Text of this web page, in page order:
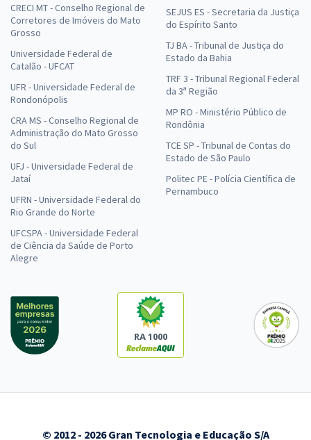
CRECI MT - Conselho Regional de
Corretores de Imóveis do Mato
Grosso
Universidade Federal de
Catalão - UFCAT
UFR - Universidade Federal de
Rondonópolis
CRA MS - Conselho Regional de
Administração do Mato Grosso
do Sul
UFJ - Universidade Federal de
Jataí
UFRN - Universidade Federal do
Rio Grande do Norte
UFCSPA - Universidade Federal
de Ciência da Saúde de Porto
Alegre
SEJUS ES - Secretaria da Justiça
do Espírito Santo
TJ BA - Tribunal de Justiça do
Estado da Bahia
TRF 3 - Tribunal Regional Federal
da 3ª Região
MP RO - Ministério Público de
Rondônia
TCE SP - Tribunal de Contas do
Estado de São Paulo
Politec PE - Polícia Científica de
Pernambuco
RA 1000
© 2012 - 2026 Gran Tecnologia e Educação S/A